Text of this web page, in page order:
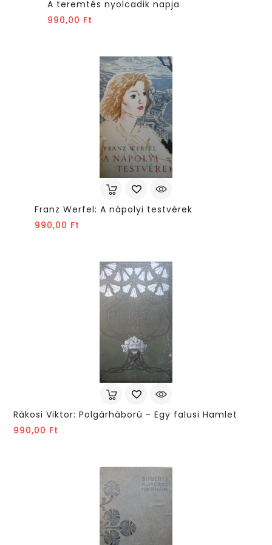
A teremtés nyolcadik napja
990,00 Ft
Franz Werfel: A nápolyi testvérek
990,00 Ft
Rákosi Viktor: Polgárháború - Egy falusi Hamlet
990,00 Ft